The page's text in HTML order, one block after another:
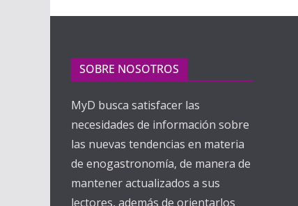
SOBRE NOSOTROS
MyD busca satisfacer las
necesidades de información sobre
las nuevas tendencias en materia
de enogastronomía, de manera de
mantener actualizados a sus
lectores, además de orientarlos